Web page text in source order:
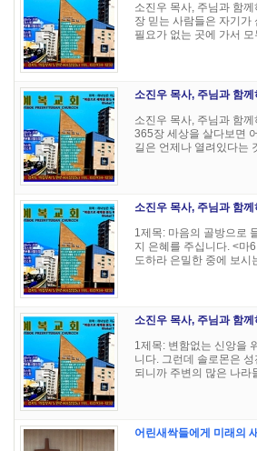
소진우 목사, 주님과 함
장 믿는 사람들은 자기가
필요가 없는 곳에 가서 모
소진우 목사, 주님과 함
소진우 목사, 주님과 함
365장 세상을 살다보면
길은 언제나 열려있다는
소진우 목사, 주님과 함
1제목: 마음의 골방으로
지 은혜를 주십니다. <마
도하라 은밀한 중에 보시
소진우 목사, 주님과 함
1제목: 변함없는 신앙을
니다. 그런데 솔로몬은
되니까 주변의 많은 나라
어린새싹들에게 미래의